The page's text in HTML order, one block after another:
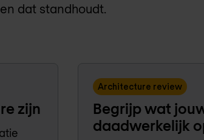
dat standhoudt.
zijn
Architecture review
Begrijp wat
daadwerkelijk